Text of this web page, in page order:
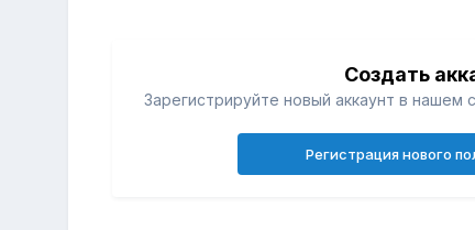
Создать
Зарегистрируйте новый аккаунт в
Регистрация нового